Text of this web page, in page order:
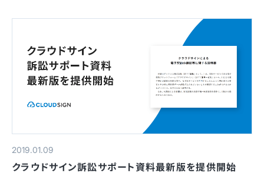
2019.01.09
クラウドサイン訴訟サポート資料最新版を提供開始